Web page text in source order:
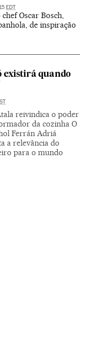
EDT
Oscar Bosch,
de inspiração
existirá quando
reivindica o poder
da cozinha O
Ferrán Adriá
a relevância do
para o mundo